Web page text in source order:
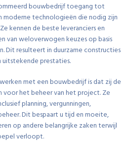
bouwbedrijf toegang tot
moderne technologieën die nodig zijn
kennen de beste leveranciers en
van weloverwogen keuzes op basis
Dit resulteert in duurzame constructies
uitstekende prestaties.
met een bouwbedrijf is dat zij de
het beheer van het project. Ze
planning, vergunningen,
Dit bespaart u tijd en moeite,
op andere belangrijke zaken terwijl
verloopt.